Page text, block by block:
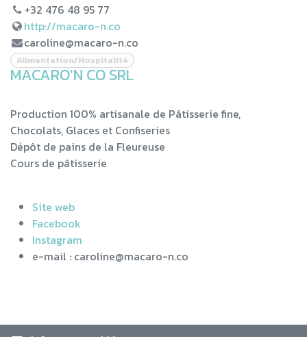
+32 476 48 95 77
http://macaro-n.co
caroline@macaro-n.co
Alimentation/Hospitalité
MACARO'N CO SRL
Production 100% artisanale de Pâtisserie fine,
Chocolats, Glaces et Confiseries
Dépôt de pains de la Fleureuse
Cours de pâtisserie
Site web
Facebook
Instagram
e-mail : caroline@macaro-n.co